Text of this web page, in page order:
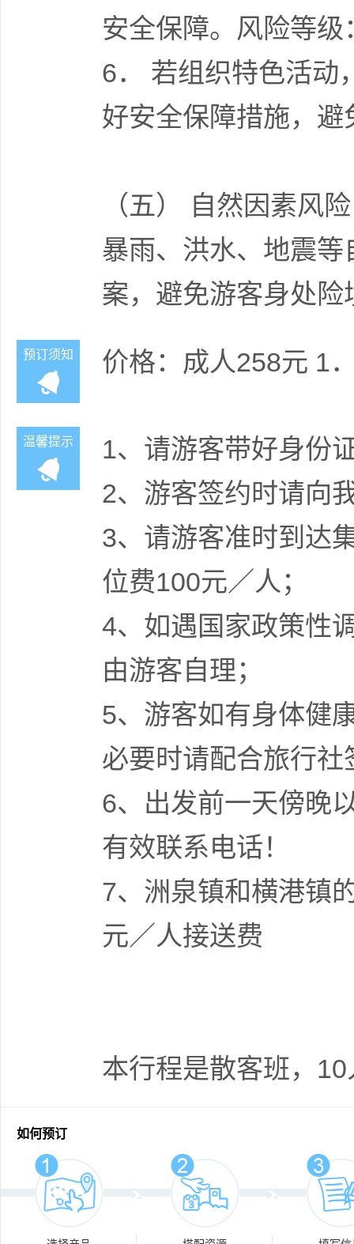
安全保障。风险等级
6． 若组织特色活动
好安全保障措施，
（五） 自然因素风险
暴雨、洪水、地震
案，避免游客身处
预订须知 价格：成人258元 1
温馨提示
1、请游客带好身份
2、游客签约时请向
3、请游客准时到达
位费100元／人；
4、如遇国家政策性
由游客自理；
5、游客如有身体健
必要时请配合旅行社
6、出发前一天傍晚
有效联系电话！
7、洲泉镇和横港镇
元／人接送费
本行程是散客班，
如何预订